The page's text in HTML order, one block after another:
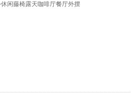
闲藤椅露天咖啡厅餐厅外摆